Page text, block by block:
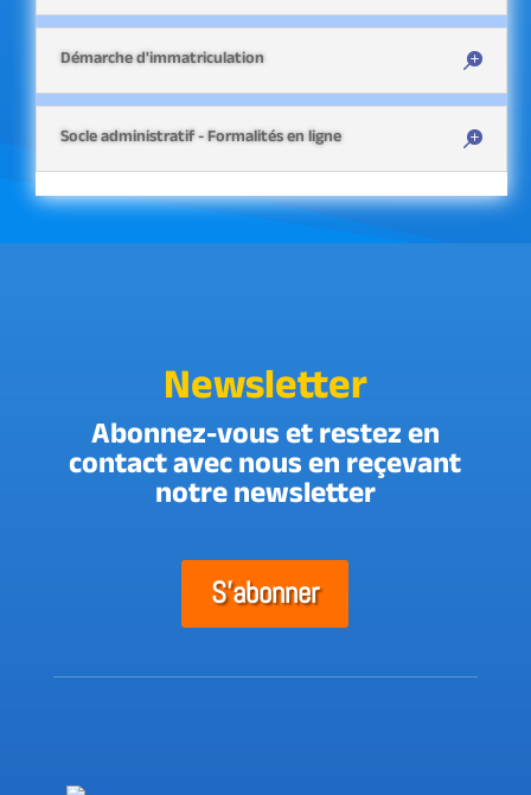
Démarche d'immatriculation
Socle administratif - Formalités en ligne
Newsletter
Abonnez-vous et restez en
contact avec nous en reçevant
notre newsletter
S'abonner